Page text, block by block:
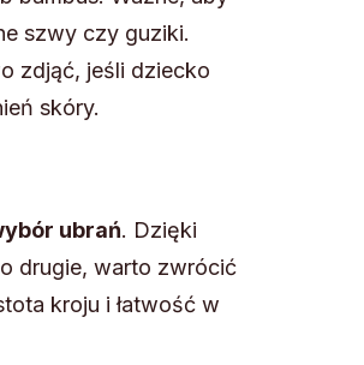
szwy czy guziki.
zdjąć, jeśli dziecko
skóry.
ubrań. Dzięki
drugie, warto zwrócić
kroju i łatwość w